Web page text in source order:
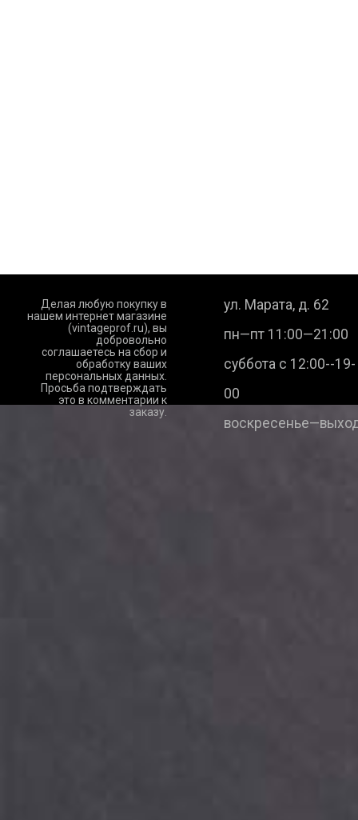
Делая любую покупку в
нашем интернет магазине
(vintageprof.ru), вы
добровольно
соглашаетесь на сбор и
обработку ваших
персональных данных.
Просьба подтверждать
это в комментарии к
заказу.
ул. Марата, д. 62
пн—пт 11:00—21:00
суббота с 12:00--19-
00